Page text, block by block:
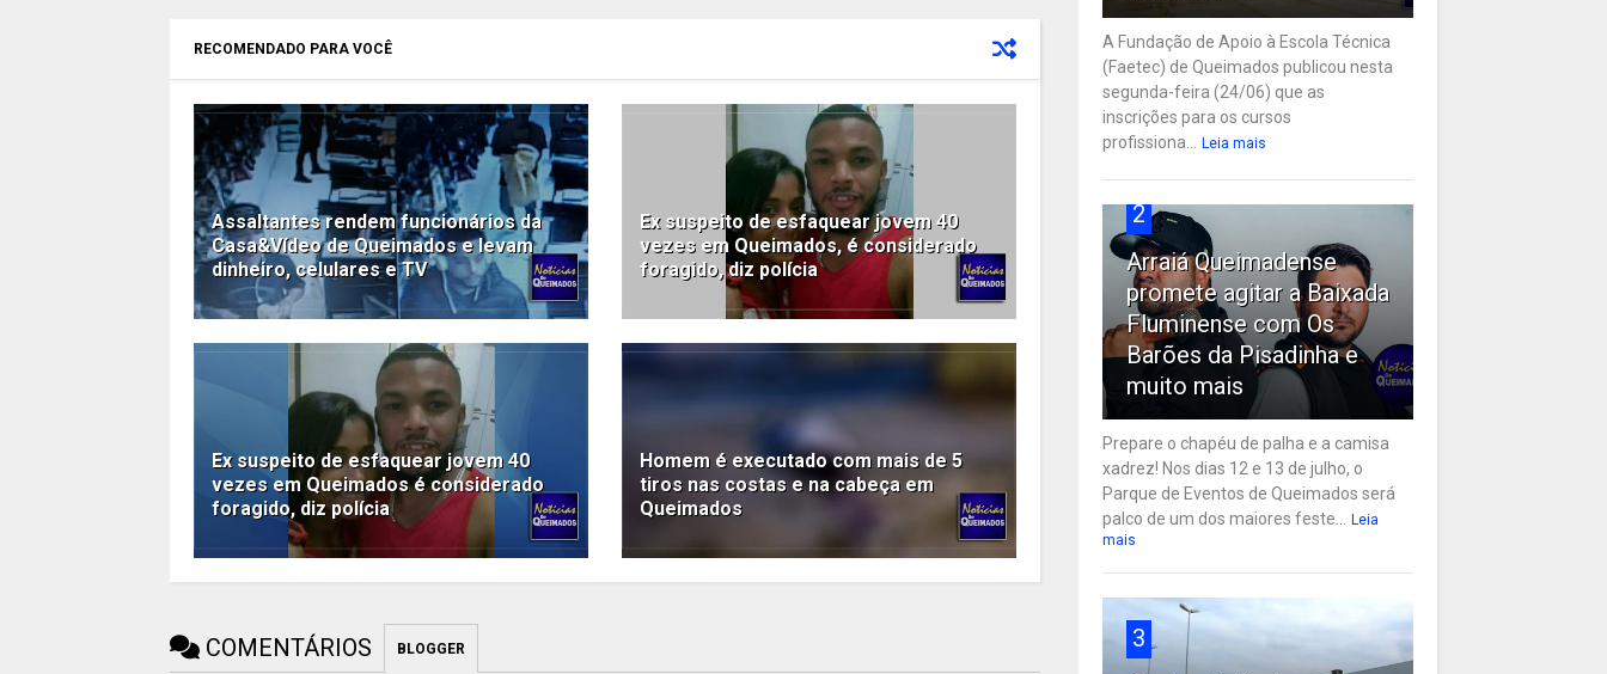
RECOMENDADO PARA VOCÊ
Assaltantes rendem funcionários da
Casa&Vídeo de Queimados e levam
dinheiro, celulares e TV
Ex suspeito de esfaquear jovem 40
vezes em Queimados, é considerado
foragido, diz polícia
Ex suspeito de esfaquear jovem 40
vezes em Queimados é considerado
foragido, diz polícia
Homem é executado com mais de 5
tiros nas costas e na cabeça em
Queimados
COMENTÁRIOS BLOGGER
A Fundação de Apoio à Escola Técnica
(Faetec) de Queimados publicou nesta
segunda-feira (24/06) que as
inscrições para os cursos
profissiona...
Leia mais
2
Arraiá Queimadense
promete agitar a Baixada
Fluminense com Os
Barões da Pisadinha e
muito mais
Prepare o chapéu de palha e a camisa
xadrez! Nos dias 12 e 13 de julho, o
Parque de Eventos de Queimados será
palco de um dos maiores feste...
Leia
mais
3